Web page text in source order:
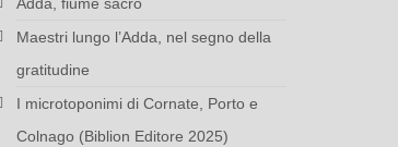
Maestri lungo l’Adda, nel segno della
gratitudine
I microtoponimi di Cornate, Porto e
Colnago (Biblion Editore 2025)